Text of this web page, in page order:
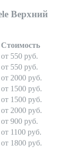
Верхний
Стоимость
от 550 руб.
от 550 руб.
от 2000 руб.
от 1500 руб.
от 1500 руб.
от 2000 руб.
от 900 руб.
от 1100 руб.
от 1800 руб.